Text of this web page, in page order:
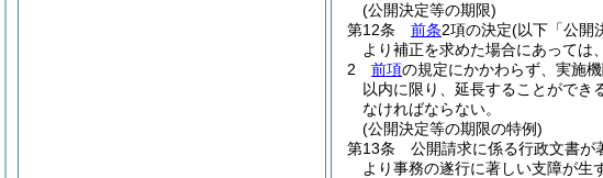
(公開決定等の期限)
第12条
前条2項の決定(以下「公開
より補正を求めた場合にあっては
2
前項の規定にかかわらず、実施
以内に限り、延長することができ
なければならない。
(公開決定等の期限の特例)
第13条
公開請求に係る行政文書が
より事務の遂行に著しい支障が生